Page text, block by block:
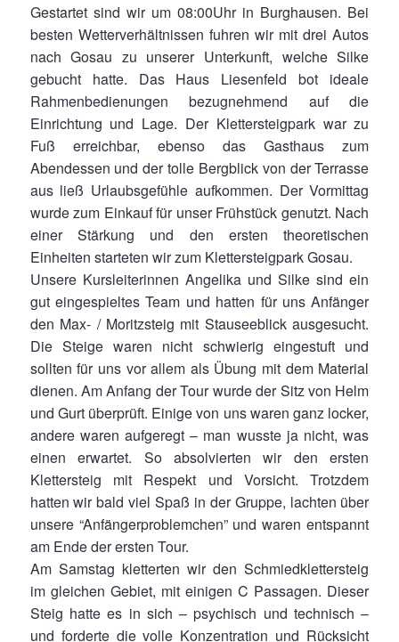
Gestartet sind wir um 08:00Uhr in Burghausen. Bei
besten Wetterverhältnissen fuhren wir mit drei Autos
nach Gosau zu unserer Unterkunft, welche Silke
gebucht hatte. Das Haus Liesenfeld bot ideale
Rahmenbedienungen bezugnehmend auf die
Einrichtung und Lage. Der Klettersteigpark war zu
Fuß erreichbar, ebenso das Gasthaus zum
Abendessen und der tolle Bergblick von der Terrasse
aus ließ Urlaubsgefühle aufkommen. Der Vormittag
wurde zum Einkauf für unser Frühstück genutzt. Nach
einer Stärkung und den ersten theoretischen
Einheiten starteten wir zum Klettersteigpark Gosau.
Unsere Kursleiterinnen Angelika und Silke sind ein
gut eingespieltes Team und hatten für uns Anfänger
den Max- / Moritzsteig mit Stauseeblick ausgesucht.
Die Steige waren nicht schwierig eingestuft und
sollten für uns vor allem als Übung mit dem Material
dienen. Am Anfang der Tour wurde der Sitz von Helm
und Gurt überprüft. Einige von uns waren ganz locker,
andere waren aufgeregt – man wusste ja nicht, was
einen erwartet. So absolvierten wir den ersten
Klettersteig mit Respekt und Vorsicht. Trotzdem
hatten wir bald viel Spaß in der Gruppe, lachten über
unsere “Anfängerproblemchen” und waren entspannt
am Ende der ersten Tour.
Am Samstag kletterten wir den Schmiedklettersteig
im gleichen Gebiet, mit einigen C Passagen. Dieser
Steig hatte es in sich – psychisch und technisch –
und forderte die volle Konzentration und Rücksicht